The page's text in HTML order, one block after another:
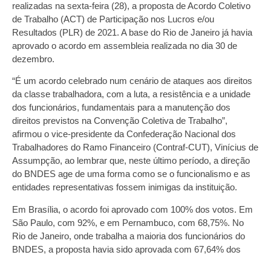
realizadas na sexta-feira (28), a proposta de Acordo Coletivo
de Trabalho (ACT) de Participação nos Lucros e/ou
Resultados (PLR) de 2021. A base do Rio de Janeiro já havia
aprovado o acordo em assembleia realizada no dia 30 de
dezembro.
“É um acordo celebrado num cenário de ataques aos direitos
da classe trabalhadora, com a luta, a resistência e a unidade
dos funcionários, fundamentais para a manutenção dos
direitos previstos na Convenção Coletiva de Trabalho”,
afirmou o vice-presidente da Confederação Nacional dos
Trabalhadores do Ramo Financeiro (Contraf-CUT), Vinícius de
Assumpção, ao lembrar que, neste último período, a direção
do BNDES age de uma forma como se o funcionalismo e as
entidades representativas fossem inimigas da instituição.
Em Brasília, o acordo foi aprovado com 100% dos votos. Em
São Paulo, com 92%, e em Pernambuco, com 68,75%. No
Rio de Janeiro, onde trabalha a maioria dos funcionários do
BNDES, a proposta havia sido aprovada com 67,64% dos